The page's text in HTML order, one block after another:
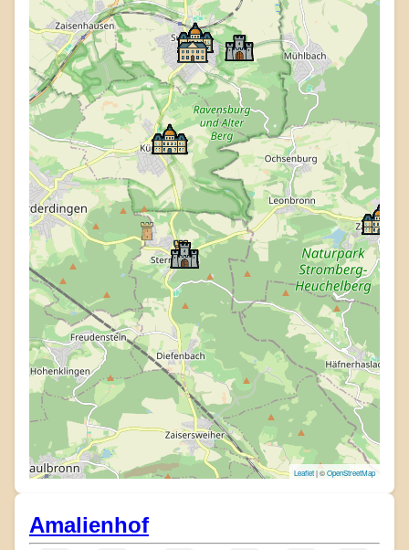
Leaflet| ©OpenStreetMap
Amalienhof